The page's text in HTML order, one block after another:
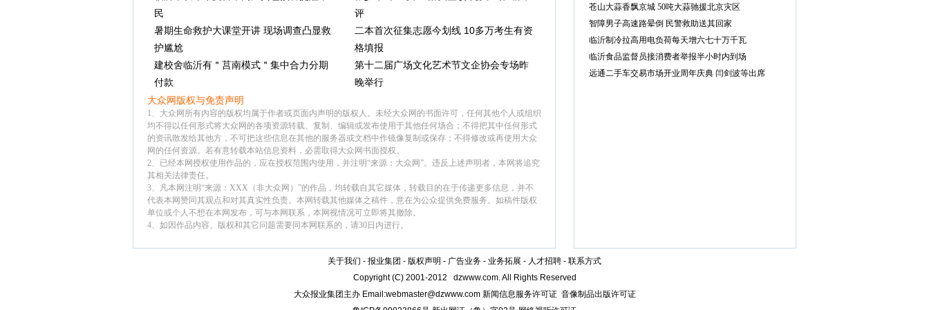
民
评
暑期生命救护大课堂开讲 现场调查凸显救
护尴尬
二本首次征集志愿今划线 10多万考生有资
格填报
建校舍临沂有＂莒南模式＂集中合力分期
付款
第十二届广场文化艺术节文企协会专场昨
晚举行
大众网版权与免责声明
1、大众网所有内容的版权均属于作者或页面内声明的版权人。未经大众网的书面许可，任何其他个人或组织
均不得以任何形式将大众网的各项资源转载、复制、编辑或发布使用于其他任何场合；不得把其中任何形式
的资讯散发给其他方，不可把这些信息在其他的服务器或文档中作镜像复制或保存；不得修改或再使用大众
网的任何资源。若有意转载本站信息资料，必需取得大众网书面授权。
2、已经本网授权使用作品的，应在授权范围内使用，并注明“来源：大众网”。违反上述声明者，本网将追究
其相关法律责任。
3、凡本网注明“来源：XXX（非大众网）”的作品，均转载自其它媒体，转载目的在于传递更多信息，并不
代表本网赞同其观点和对其真实性负责。本网转载其他媒体之稿件，意在为公众提供免费服务。如稿件版权
单位或个人不想在本网发布，可与本网联系，本网视情况可立即将其撤除。
4、如因作品内容、版权和其它问题需要同本网联系的，请30日内进行。
苍山大蒜香飘京城 50吨大蒜驰援北京灾区
智障男子高速路晕倒 民警救助送其回家
临沂制冷拉高用电负荷每天增六七十万千瓦
临沂食品监督员接消费者举报半小时内到场
远通二手车交易市场开业周年庆典 闫剑波等出席
关于我们 - 报业集团 - 版权声明 - 广告业务 - 业务拓展 - 人才招聘 - 联系方式
Copyright (C) 2001-2012 dzwww.com. All Rights Reserved
大众报业集团主办 Email:webmaster@dzwww.com 新闻信息服务许可证 音像制品出版许可证